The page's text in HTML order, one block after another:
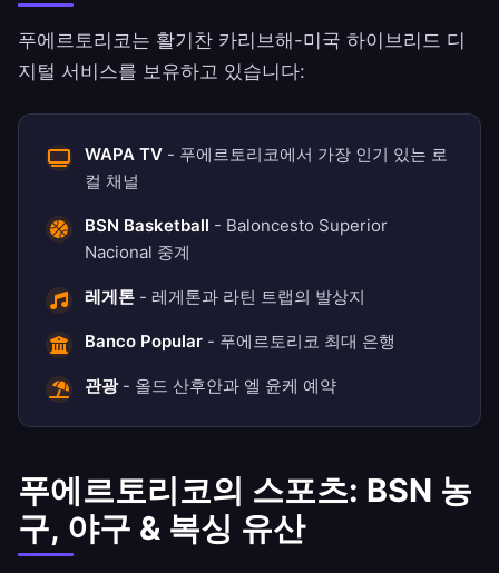
푸에르토리코는 활기찬 카리브해-미국 하이브리드 디
지털 서비스를 보유하고 있습니다:
WAPA TV - 푸에르토리코에서 가장 인기 있는 로
컬 채널
BSN Basketball - Baloncesto Superior
Nacional 중계
레게톤 - 레게톤과 라틴 트랩의 발상지
Banco Popular - 푸에르토리코 최대 은행
관광- 올드 산후안과 엘 윤케 예약
푸에르토리코의 스포츠: BSN 농
구, 야구 & 복싱 유산